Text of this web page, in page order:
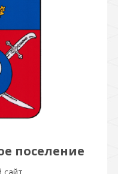
поселение